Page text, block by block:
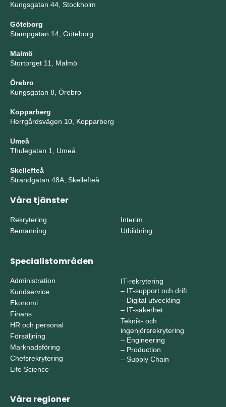
Kungsgatan 44, Stockholm
Göteborg
Stampgatan 14, Göteborg
Malmö
Stortorget 11, Malmö
Örebro
Kungsgatan 8, Örebro
Kopparberg
Herrgårdsvägen 10, Kopparberg
Umeå
Thulegatan 1, Umeå
Skellefteå
Strandgatan 48A, Skellefteå
Våra tjänster
Rekrytering
Bemanning
Interim
Utbildning
Specialistområden
Administration
Kundservice
Ekonomi
Finans
HR och personal
Försäljning
Marknadsföring
Chefsrekrytering
Life Science
IT-rekrytering
– IT-support och drift
– Digital utveckling
– IT-säkerhet
Teknik- och
ingenjörsrekrytering
– Engineering
– Production
– Supply Chain
Våra regioner